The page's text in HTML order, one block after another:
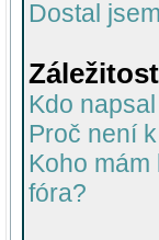
Dostal
Kdo
Proč není
Koho
fóra?